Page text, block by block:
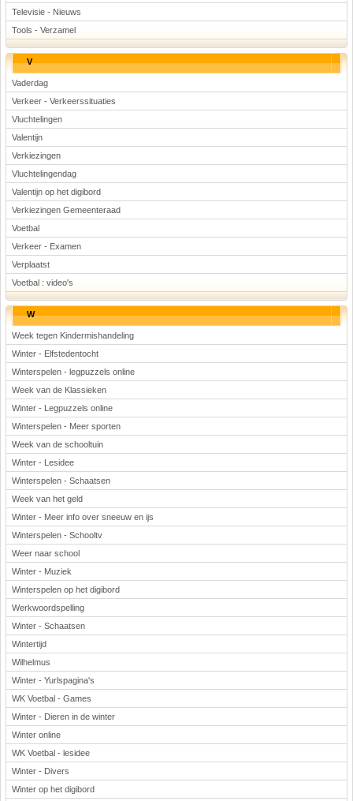
Televisie - Nieuws
Tools - Verzamel
V
Vaderdag
Verkeer - Verkeerssituaties
Vluchtelingen
Valentijn
Verkiezingen
Vluchtelingendag
Valentijn op het digibord
Verkiezingen Gemeenteraad
Voetbal
Verkeer - Examen
Verplaatst
Voetbal : video's
W
Week tegen Kindermishandeling
Winter - Elfstedentocht
Winterspelen - legpuzzels online
Week van de Klassieken
Winter - Legpuzzels online
Winterspelen - Meer sporten
Week van de schooltuin
Winter - Lesidee
Winterspelen - Schaatsen
Week van het geld
Winter - Meer info over sneeuw en ijs
Winterspelen - Schooltv
Weer naar school
Winter - Muziek
Winterspelen op het digibord
Werkwoordspelling
Winter - Schaatsen
Wintertijd
Wilhelmus
Winter - Yurlspagina's
WK Voetbal - Games
Winter - Dieren in de winter
Winter online
WK Voetbal - lesidee
Winter - Divers
Winter op het digibord